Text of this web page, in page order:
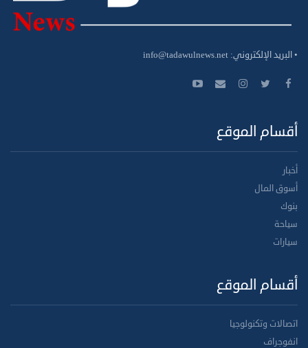
• البريد الإلكتروني: info@tadawulnews.net
أقسام الموقع
أخبار
أسوق المال
بنوك
سياحة
سيارات
أقسام الموقع
اتصالات وتكنولوجيا
انفوجراف